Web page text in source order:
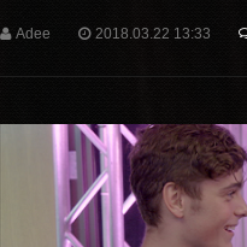
Adee 2018.03.22 13:33